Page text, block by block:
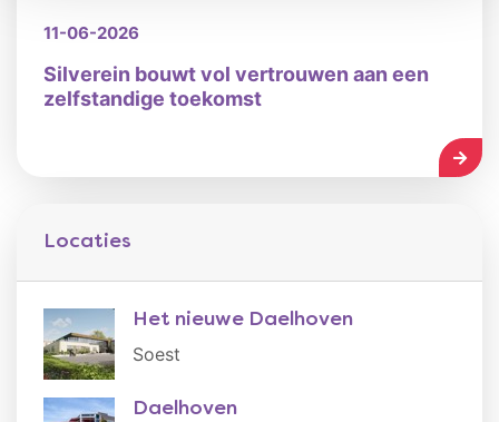
11-06-2026
Silverein bouwt vol vertrouwen aan een
zelfstandige toekomst
Locaties
Het nieuwe Daelhoven
Soest
Daelhoven